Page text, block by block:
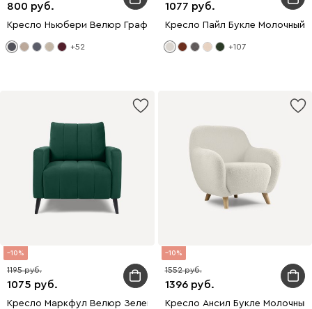
800
Кресло Ньюбери Велюр Графитовый
+52
1077
Кресло Пайл Букле Молочный
+107
10
1075
1195
Кресло Маркфул Велюр Зеленый
10
1396
1552
Кресло Ансил Букле Молочный